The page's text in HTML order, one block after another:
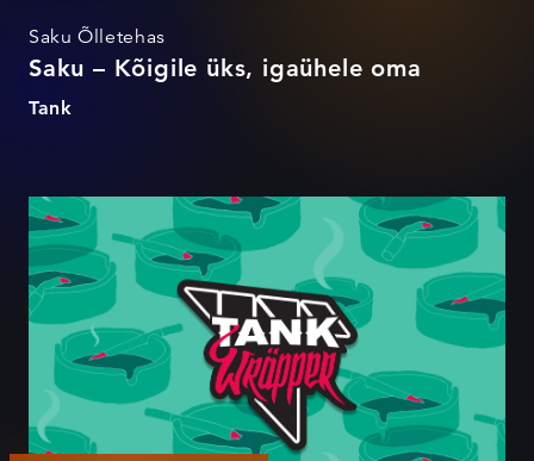
Saku Õlletehas
Saku – Kõigile üks, igaühele oma
Tank
Tank Wräpper